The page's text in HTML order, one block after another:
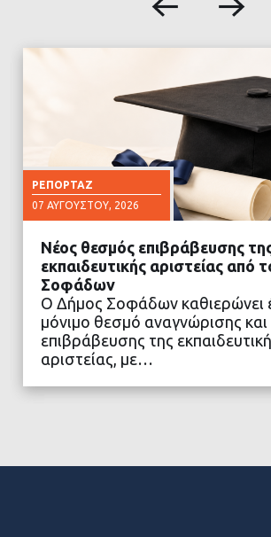
ΡΕΠΟΡΤΆΖ
07 ΑΥΓΟΎΣΤΟΥ, 2026
ΔΙΑΒΑΣΤΕ
Νέος θεσμός επιβράβευσης
εκπαιδευτικής αριστείας από
Σοφάδων
Ο Δήμος Σοφάδων καθιερώνει
μόνιμο θεσμό αναγνώρισης και
επιβράβευσης της
αριστείας, με…